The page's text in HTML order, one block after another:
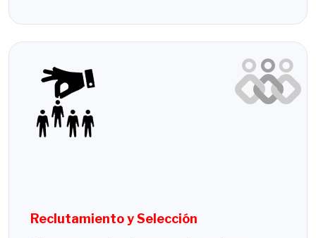
Reclutamiento y Selección